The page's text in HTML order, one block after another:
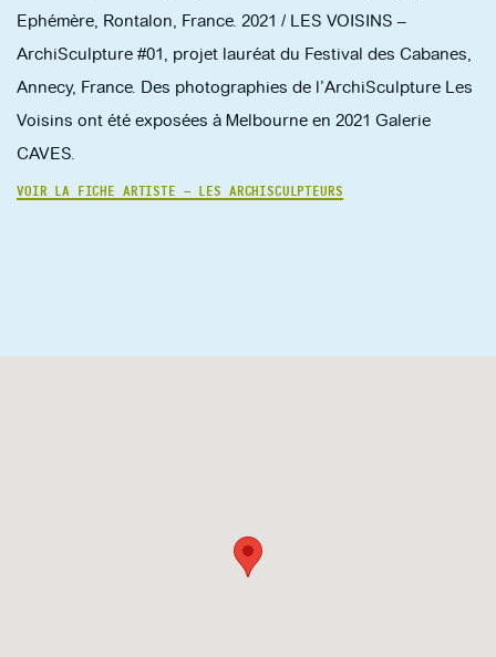
Ephémère, Rontalon, France. 2021 / LES VOISINS –
ArchiSculpture #01, projet lauréat du Festival des Cabanes,
Annecy, France. Des photographies de l’ArchiSculpture Les
Voisins ont été exposées à Melbourne en 2021 Galerie
CAVES.
VOIR LA FICHE ARTISTE — LES ARCHISCULPTEURS